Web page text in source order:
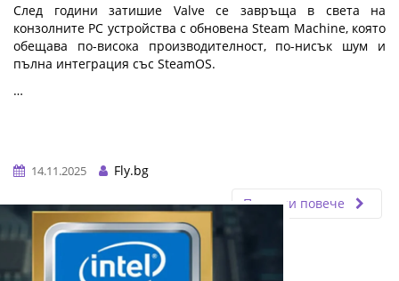
След години затишие Valve се завръща в света на
конзолните PC устройства с обновена Steam Machine, която
обещава по-висока производителност, по-нисък шум и
пълна интеграция със SteamOS.
…
14.11.2025
Fly.bg
Прочети повече